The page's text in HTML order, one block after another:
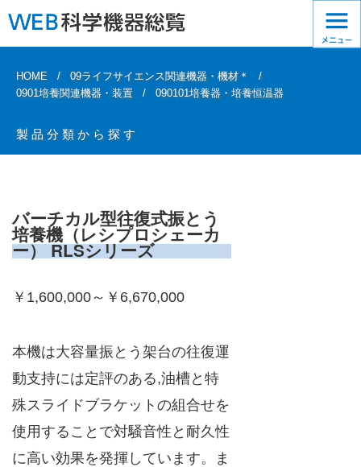
HOME
09ライフサイエンス関連機器・機材＊
0901培養関連機器・装置
090101培養器・培養恒温器
製品分類から探す
バーチカル型往復式振とう
培養機（レシプロシェーカ
ー） RLSシリーズ
￥1,600,000～￥6,670,000
本機は大容量振とう架台の往復運
動支持には定評のある,油槽と特
殊スライドブラケットの組合せを
使用することで対騒音性と耐久性
に高い効果を発揮しています。ま